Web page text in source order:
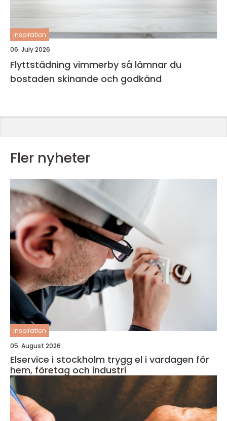
inspiration
06. July 2026
Flyttstädning vimmerby så lämnar du
bostaden skinande och godkänd
Fler nyheter
inspiration
05. August 2026
Elservice i stockholm trygg el i vardagen för
hem, företag och industri